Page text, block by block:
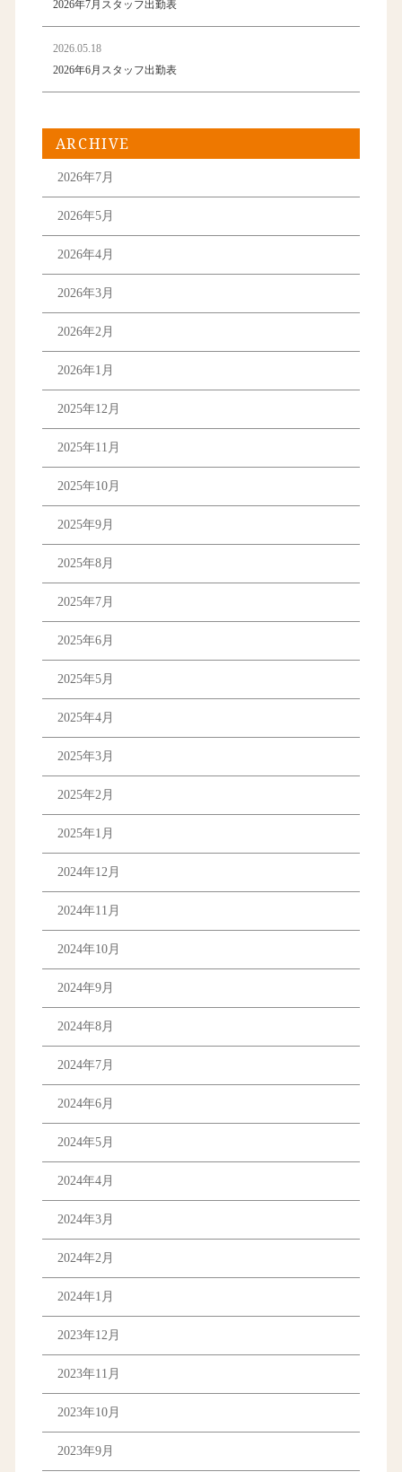
2026年7月スタッフ出勤表
2026.05.18
2026年6月スタッフ出勤表
ARCHIVE
2026年7月
2026年5月
2026年4月
2026年3月
2026年2月
2026年1月
2025年12月
2025年11月
2025年10月
2025年9月
2025年8月
2025年7月
2025年6月
2025年5月
2025年4月
2025年3月
2025年2月
2025年1月
2024年12月
2024年11月
2024年10月
2024年9月
2024年8月
2024年7月
2024年6月
2024年5月
2024年4月
2024年3月
2024年2月
2024年1月
2023年12月
2023年11月
2023年10月
2023年9月